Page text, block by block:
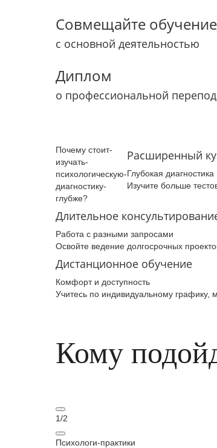
Совмещайте обучение
с основной деятельностью
Диплом
о профессиональной
Почему­ стоит­
изучать­
психологическую­
диагностику­
глубже­?
Расширенный
Глубокая диагностика
Изучите больше
Длительное
Работа с разными запросами
Освойте ведение долгосрочных
Дистанционное обучение
Комфорт и доступность
Учитесь по индивидуальному графику,
Кому
1/2
Психологи‑практики